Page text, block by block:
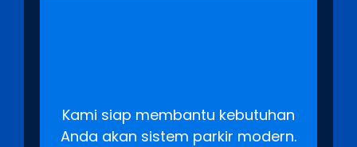
Kami siap membantu kebutuhan
Anda akan sistem parkir modern.